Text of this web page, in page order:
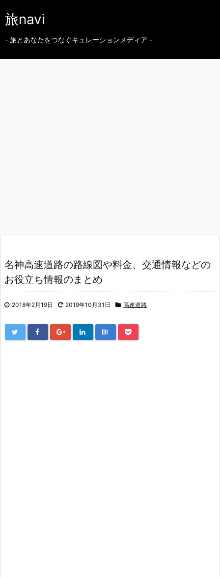
旅navi
- 旅とあなたをつなぐキュレーションメディア -
名神高速道路の路線図や料金、交通情報などの
お役立ち情報のまとめ
2018年2月19日 2019年10月31日 高速道路
B!